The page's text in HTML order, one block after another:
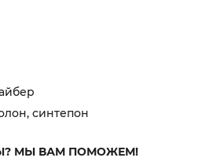
синтепон
МЫ ВАМ ПОМОЖЕМ!